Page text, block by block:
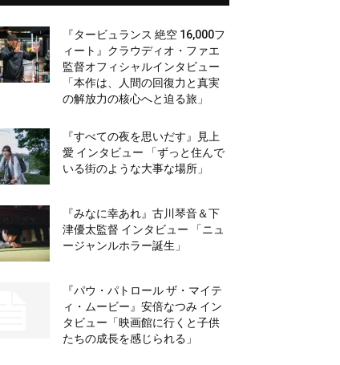
『タービュランス 絶空 16,000フ
ィート』クラウディオ・ファエ
監督オフィシャルインタビュー
「本作は、人間の回復力と真実
の解放力の核心へと迫る旅」
『すべての夜を思いだす』見上
愛 インタビュー 「ずっと住んで
いる街のような大事な場所」
『みなに幸あれ』古川琴音＆下
津優太監督 インタビュー 「ニュ
ージャンルホラー誕生」
『パウ・パトロール ザ・マイテ
ィ・ムービー』安倍なつみ イン
タビュー「映画館に行くと子供
たちの成長を感じられる」